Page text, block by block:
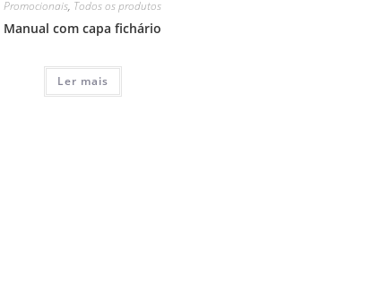
Promocionais, Todos os produtos
Manual com capa fichário
Ler mais